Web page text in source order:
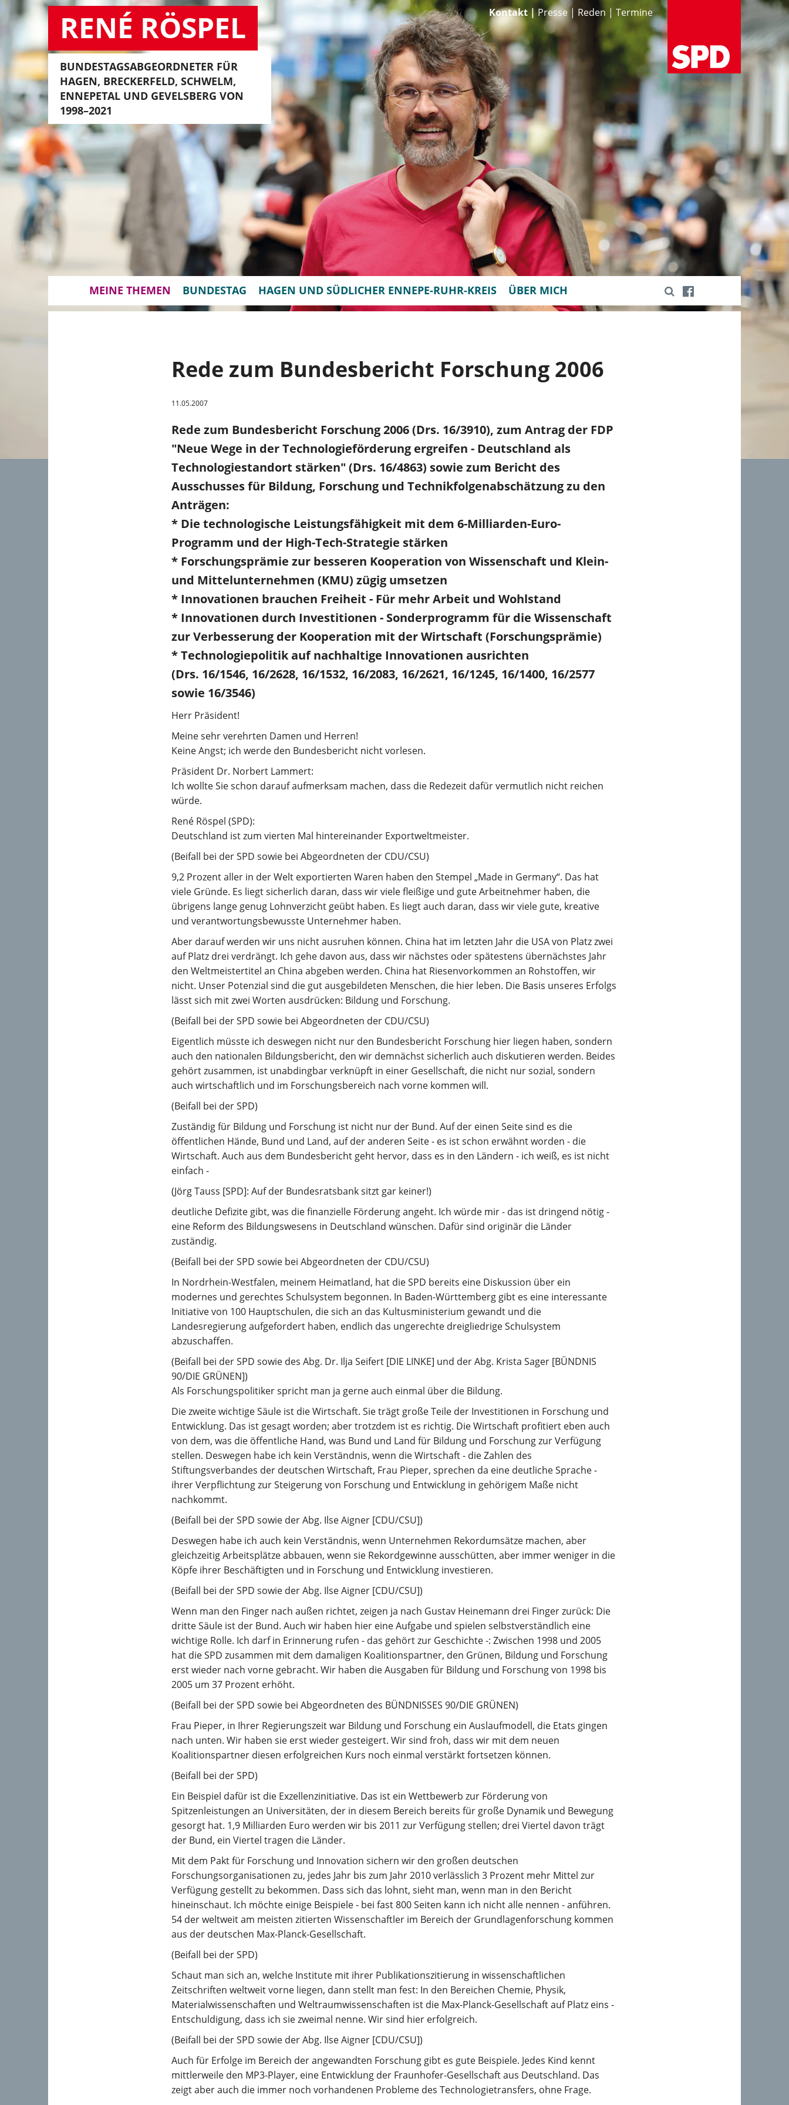
RENÉ RÖSPEL
BUNDESTAGSABGEORDNETER FÜR
HAGEN, BRECKERFELD, SCHWELM,
ENNEPETAL UND GEVELSBERG VON
1998–2021
MEINE THEMEN BUNDESTAG HAGEN UND SÜDLICHER ENNEPE-RUHR-KREIS ÜBER MICH
Kontakt Presse Reden Termine
Rede zum Bundesbericht Forschung 2006
11.05.2007
Rede zum Bundesbericht Forschung 2006 (Drs. 16/3910), zum Antrag der FDP
"Neue Wege in der Technologieförderung ergreifen - Deutschland als
Technologiestandort stärken" (Drs. 16/4863) sowie zum Bericht des
Ausschusses für Bildung, Forschung und Technikfolgenabschätzung zu den
Anträgen:
* Die technologische Leistungsfähigkeit mit dem 6-Milliarden-Euro-
Programm und der High-Tech-Strategie stärken
* Forschungsprämie zur besseren Kooperation von Wissenschaft und Klein-
und Mittelunternehmen (KMU) zügig umsetzen
* Innovationen brauchen Freiheit - Für mehr Arbeit und Wohlstand
* Innovationen durch Investitionen - Sonderprogramm für die Wissenschaft
zur Verbesserung der Kooperation mit der Wirtschaft (Forschungsprämie)
* Technologiepolitik auf nachhaltige Innovationen ausrichten
(Drs. 16/1546, 16/2628, 16/1532, 16/2083, 16/2621, 16/1245, 16/1400, 16/2577
sowie 16/3546)
Herr Präsident!
Meine sehr verehrten Damen und Herren!
Keine Angst; ich werde den Bundesbericht nicht vorlesen.
Präsident Dr. Norbert Lammert:
Ich wollte Sie schon darauf aufmerksam machen, dass die Redezeit dafür vermutlich nicht reichen
würde.
René Röspel (SPD):
Deutschland ist zum vierten Mal hintereinander Exportweltmeister.
(Beifall bei der SPD sowie bei Abgeordneten der CDU/CSU)
9,2 Prozent aller in der Welt exportierten Waren haben den Stempel „Made in Germany“. Das hat
viele Gründe. Es liegt sicherlich daran, dass wir viele fleißige und gute Arbeitnehmer haben, die
übrigens lange genug Lohnverzicht geübt haben. Es liegt auch daran, dass wir viele gute, kreative
und verantwortungsbewusste Unternehmer haben.
Aber darauf werden wir uns nicht ausruhen können. China hat im letzten Jahr die USA von Platz zwei
auf Platz drei verdrängt. Ich gehe davon aus, dass wir nächstes oder spätestens übernächstes Jahr
den Weltmeistertitel an China abgeben werden. China hat Riesenvorkommen an Rohstoffen, wir
nicht. Unser Potenzial sind die gut ausgebildeten Menschen, die hier leben. Die Basis unseres Erfolgs
lässt sich mit zwei Worten ausdrücken: Bildung und Forschung.
(Beifall bei der SPD sowie bei Abgeordneten der CDU/CSU)
Eigentlich müsste ich deswegen nicht nur den Bundesbericht Forschung hier liegen haben, sondern
auch den nationalen Bildungsbericht, den wir demnächst sicherlich auch diskutieren werden. Beides
gehört zusammen, ist unabdingbar verknüpft in einer Gesellschaft, die nicht nur sozial, sondern
auch wirtschaftlich und im Forschungsbereich nach vorne kommen will.
(Beifall bei der SPD)
Zuständig für Bildung und Forschung ist nicht nur der Bund. Auf der einen Seite sind es die
öffentlichen Hände, Bund und Land, auf der anderen Seite - es ist schon erwähnt worden - die
Wirtschaft. Auch aus dem Bundesbericht geht hervor, dass es in den Ländern - ich weiß, es ist nicht
einfach -
(Jörg Tauss [SPD]: Auf der Bundesratsbank sitzt gar keiner!)
deutliche Defizite gibt, was die finanzielle Förderung angeht. Ich würde mir - das ist dringend nötig -
eine Reform des Bildungswesens in Deutschland wünschen. Dafür sind originär die Länder
zuständig.
(Beifall bei der SPD sowie bei Abgeordneten der CDU/CSU)
In Nordrhein-Westfalen, meinem Heimatland, hat die SPD bereits eine Diskussion über ein
modernes und gerechtes Schulsystem begonnen. In Baden-Württemberg gibt es eine interessante
Initiative von 100 Hauptschulen, die sich an das Kultusministerium gewandt und die
Landesregierung aufgefordert haben, endlich das ungerechte dreigliedrige Schulsystem
abzuschaffen.
(Beifall bei der SPD sowie des Abg. Dr. Ilja Seifert [DIE LINKE] und der Abg. Krista Sager [BÜNDNIS
90/DIE GRÜNEN])
Als Forschungspolitiker spricht man ja gerne auch einmal über die Bildung.
Die zweite wichtige Säule ist die Wirtschaft. Sie trägt große Teile der Investitionen in Forschung und
Entwicklung. Das ist gesagt worden; aber trotzdem ist es richtig. Die Wirtschaft profitiert eben auch
von dem, was die öffentliche Hand, was Bund und Land für Bildung und Forschung zur Verfügung
stellen. Deswegen habe ich kein Verständnis, wenn die Wirtschaft - die Zahlen des
Stiftungsverbandes der deutschen Wirtschaft, Frau Pieper, sprechen da eine deutliche Sprache -
ihrer Verpflichtung zur Steigerung von Forschung und Entwicklung in gehörigem Maße nicht
nachkommt.
(Beifall bei der SPD sowie der Abg. Ilse Aigner [CDU/CSU])
Deswegen habe ich auch kein Verständnis, wenn Unternehmen Rekordumsätze machen, aber
gleichzeitig Arbeitsplätze abbauen, wenn sie Rekordgewinne ausschütten, aber immer weniger in die
Köpfe ihrer Beschäftigten und in Forschung und Entwicklung investieren.
(Beifall bei der SPD sowie der Abg. Ilse Aigner [CDU/CSU])
Wenn man den Finger nach außen richtet, zeigen ja nach Gustav Heinemann drei Finger zurück: Die
dritte Säule ist der Bund. Auch wir haben hier eine Aufgabe und spielen selbstverständlich eine
wichtige Rolle. Ich darf in Erinnerung rufen - das gehört zur Geschichte -: Zwischen 1998 und 2005
hat die SPD zusammen mit dem damaligen Koalitionspartner, den Grünen, Bildung und Forschung
erst wieder nach vorne gebracht. Wir haben die Ausgaben für Bildung und Forschung von 1998 bis
2005 um 37 Prozent erhöht.
(Beifall bei der SPD sowie bei Abgeordneten des BÜNDNISSES 90/DIE GRÜNEN)
Frau Pieper, in Ihrer Regierungszeit war Bildung und Forschung ein Auslaufmodell, die Etats gingen
nach unten. Wir haben sie erst wieder gesteigert. Wir sind froh, dass wir mit dem neuen
Koalitionspartner diesen erfolgreichen Kurs noch einmal verstärkt fortsetzen können.
(Beifall bei der SPD)
Ein Beispiel dafür ist die Exzellenzinitiative. Das ist ein Wettbewerb zur Förderung von
Spitzenleistungen an Universitäten, der in diesem Bereich bereits für große Dynamik und Bewegung
gesorgt hat. 1,9 Milliarden Euro werden wir bis 2011 zur Verfügung stellen; drei Viertel davon trägt
der Bund, ein Viertel tragen die Länder.
Mit dem Pakt für Forschung und Innovation sichern wir den großen deutschen
Forschungsorganisationen zu, jedes Jahr bis zum Jahr 2010 verlässlich 3 Prozent mehr Mittel zur
Verfügung gestellt zu bekommen. Dass sich das lohnt, sieht man, wenn man in den Bericht
hineinschaut. Ich möchte einige Beispiele - bei fast 800 Seiten kann ich nicht alle nennen - anführen.
54 der weltweit am meisten zitierten Wissenschaftler im Bereich der Grundlagenforschung kommen
aus der deutschen Max-Planck-Gesellschaft.
(Beifall bei der SPD)
Schaut man sich an, welche Institute mit ihrer Publikationszitierung in wissenschaftlichen
Zeitschriften weltweit vorne liegen, dann stellt man fest: In den Bereichen Chemie, Physik,
Materialwissenschaften und Weltraumwissenschaften ist die Max-Planck-Gesellschaft auf Platz eins -
Entschuldigung, dass ich sie zweimal nenne. Wir sind hier erfolgreich.
(Beifall bei der SPD sowie der Abg. Ilse Aigner [CDU/CSU])
Auch für Erfolge im Bereich der angewandten Forschung gibt es gute Beispiele. Jedes Kind kennt
mittlerweile den MP3-Player, eine Entwicklung der Fraunhofer-Gesellschaft aus Deutschland. Das
zeigt aber auch die immer noch vorhandenen Probleme des Technologietransfers, ohne Frage.